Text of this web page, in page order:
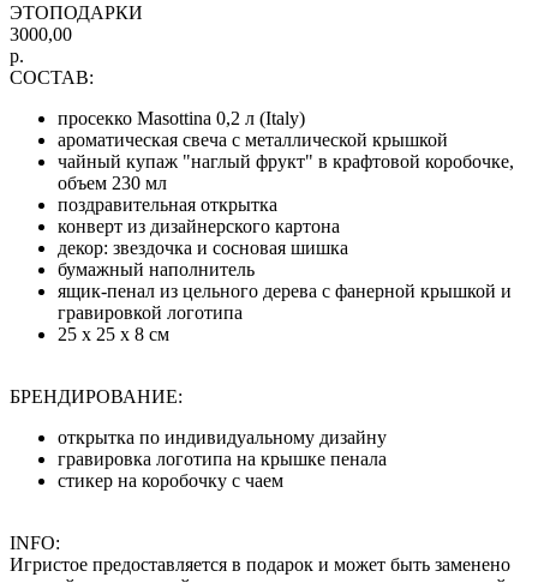
ЭТОПОДАРКИ
3000,00
р.
СОСТАВ:
просекко Masottina 0,2 л (Italy)
ароматическая свеча с металлической крышкой
чайный купаж "наглый фрукт" в крафтовой коробочке,
объем 230 мл
поздравительная открытка
конверт из дизайнерского картона
декор: звездочка и сосновая шишка
бумажный наполнитель
ящик-пенал из цельного дерева с фанерной крышкой и
гравировкой логотипа
25 х 25 х 8 см
БРЕНДИРОВАНИЕ:
открытка по индивидуальному дизайну
гравировка логотипа на крышке пенала
стикер на коробочку с чаем
INFO:
Игристое предоставляется в подарок и может быть заменено